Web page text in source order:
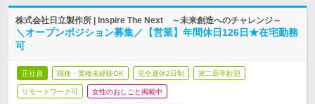
株式会社日立製作所 | Inspire The Next ～未来創造へのチャレンジ～
＼オープンポジション募集／【営業】年間休日126日★在宅勤務
可
正社員 職種・業種未経験OK 完全週休2日制 第二新卒歓迎
リモートワーク可 女性のおしごと掲載中